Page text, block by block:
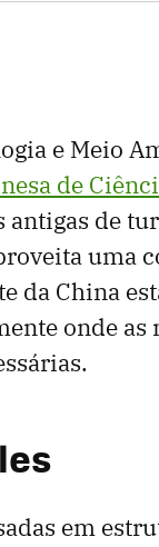
e Meio
de
de
uma
da China
onde as
em